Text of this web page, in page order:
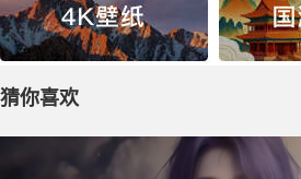
猜你喜欢